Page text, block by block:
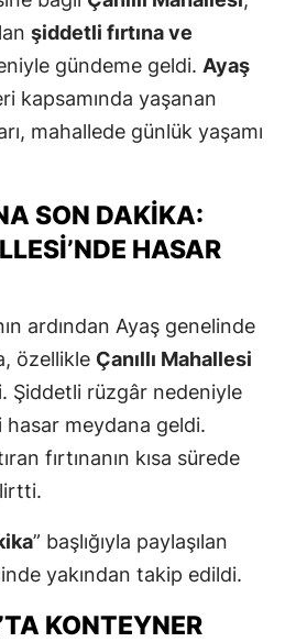
şiddetli fırtına ve
gündeme geldi. Ayaş
kapsamında yaşanan
mahallede günlük yaşamı
SON DAKIKA:
HASAR
ardından Ayaş genelinde
özellikle Çanıllı Mahallesi
Şiddetli rüzgâr nedeniyle
hasar meydana geldi.
fırtınanın kısa sürede
” başlığıyla paylaşılan
yakından takip edildi.
KONTEYNER